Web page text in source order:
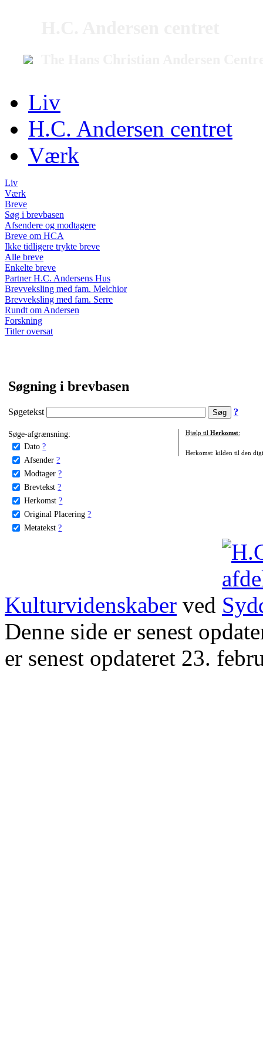
Liv
H.C. Andersen centret
Værk
Liv
Værk
Breve
Søg i brevbasen
Afsendere og modtagere
Breve om HCA
Ikke tidligere trykte breve
Alle breve
Enkelte breve
Partner H.C. Andersens Hus
Brevveksling med fam. Melchior
Brevveksling med fam. Serre
Rundt om Andersen
Forskning
Titler oversat
Søgning i brevbasen
Søgetekst ?
Søge-afgrænsning:
Dato ?
Afsender ?
Modtager ?
Brevtekst ?
Herkomst ?
Original Placering ?
Metatekst ?
Hjælp til Herkomst:
Herkomst: kilden til den
Kulturvidenskaber ved
Denne side er senest
er senest opdateret 23.